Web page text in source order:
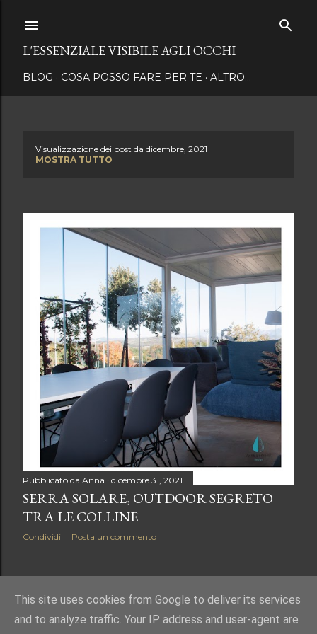
L'ESSENZIALE VISIBILE AGLI OCCHI
BLOG COSA POSSO FARE PER TE ALTRO…
s
Visualizzazione dei post da dicembre, 2021
MOSTRA TUTTO
Pubblicato da Anna dicembre 31, 2021
SERRA SOLARE, OUTDOOR SEGRETO
TRA LE COLLINE
Condividi Posta un commento
POST PIÙ VECCHI
This site uses cookies from Google to deliver its services
and to analyze traffic. Your IP address and user-agent are